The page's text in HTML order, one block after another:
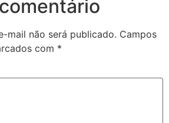
mail não será publicado. Campos
com *